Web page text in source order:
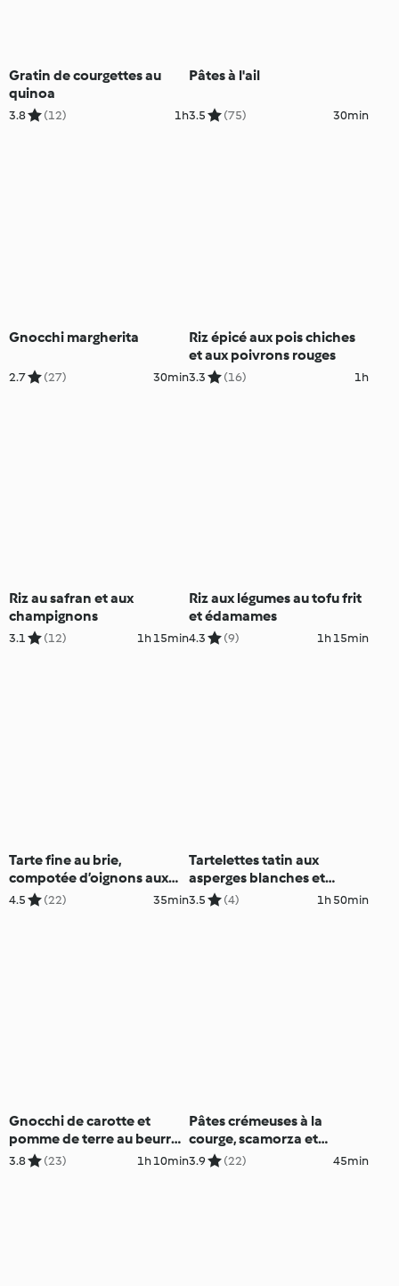
Gratin de courgettes au
quinoa
3.8 (12) 1h
Pâtes à l'ail
3.5 (75) 30min
Gnocchi margherita
2.7 (27) 30min
Riz épicé aux pois chiches
et aux poivrons rouges
3.3 (16) 1h
Riz au safran et aux
champignons
3.1 (12) 1h 15min
Riz aux légumes au tofu frit
et édamames
4.3 (9) 1h 15min
Tarte fine au brie,
compotée d’oignons aux
myrtilles et romarin
4.5 (22) 35min
Tartelettes tatin aux
asperges blanches et
gorgonzola
3.5 (4) 1h 50min
Gnocchi de carotte et
pomme de terre au beurre
de sauge
3.8 (23) 1h 10min
Pâtes crémeuses à la
courge, scamorza et
pecorino
3.9 (22) 45min